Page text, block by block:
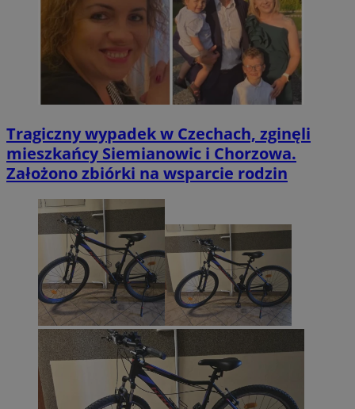
Tragiczny wypadek w Czechach, zginęli
mieszkańcy Siemianowic i Chorzowa.
Założono zbiórki na wsparcie rodzin